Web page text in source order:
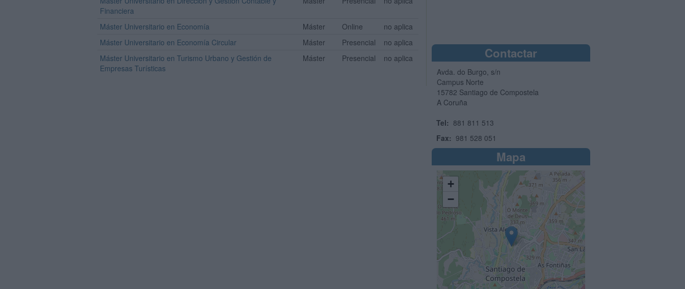
Financiera
Máster Universitario en Economía Máster Online
no aplica
Máster Universitario en Economía Circular
Máster Presencial
no aplica
Máster Universitario en Turismo Urbano y Gestión de
Empresas Turísticas
Máster Presencial no aplica Contactar
Avda. do Burgo, s/n
Campus Norte
15782 Santiago de Compostela
A Coruña
Tel: 881 811 513
Fax: 981 528 051
Mapa
+
−